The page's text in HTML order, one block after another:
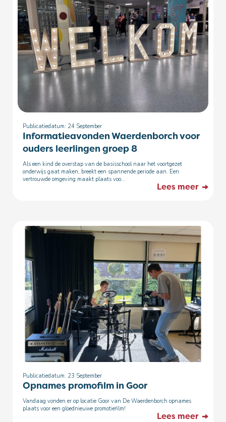
Publicatiedatum: 24 September
Informatieavonden Waerdenborch voor
ouders leerlingen groep 8
Als een kind de overstap van de basisschool naar het voortgezet
onderwijs gaat maken, breekt een spannende periode aan. Een
vertrouwde omgeving maakt plaats voo...
Lees meer
Publicatiedatum: 23 September
Opnames promofilm in Goor
Vandaag vonden er op locatie Goor van De Waerdenborch opnames
plaats voor een gloednieuwe promotiefilm!
Lees meer